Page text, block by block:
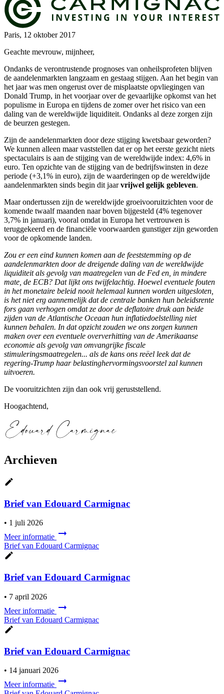
Paris, 12 oktober 2017
Geachte mevrouw, mijnheer,
Ondanks de verontrustende prognoses van onheilsprofeten blijven
de aandelenmarkten langzaam en gestaag stijgen. Aan het begin van
het jaar was men ongerust over de misplaatste opvliegingen van
Donald Trump, in het voorjaar over de gevaarlijke opkomst van het
populisme in Europa en tijdens de zomer over het risico van een
daling van de wereldwijde liquiditeit. Ondanks al deze zorgen zijn
de beurzen gestegen.
Zijn de aandelenmarkten door deze stijging kwetsbaar geworden?
We kunnen alleen maar vaststellen dat er op het eerste gezicht niets
spectaculairs is aan de stijging van de wereldwijde index: 4,6% in
euro. Ten opzichte van de stijging van de bedrijfswinsten in deze
periode (+3,1% in euro), zijn de waarderingen op de wereldwijde
aandelenmarkten sinds begin dit jaarvrijwel gelijk gebleven.
Maar ondertussen zijn de wereldwijde groeivooruitzichten voor de
komende twaalf maanden naar boven bijgesteld (4% tegenover
3,7% in januari), vooral omdat in Europa het vertrouwen is
teruggekeerd en de financiële voorwaarden gunstiger zijn geworden
voor de opkomende landen.
Zou er een eind kunnen komen aan de feeststemming op de
aandelenmarkten door de dreigende daling van de wereldwijde
liquiditeit als gevolg van maatregelen van de Fed en, in mindere
mate, de ECB? Dat lijkt ons twijfelachtig. Hoewel eventuele fouten
in het monetaire beleid nooit helemaal kunnen worden uitgesloten,
is het niet erg aannemelijk dat de centrale banken hun beleidsrente
fors gaan verhogen omdat ze door de deflatoire druk aan beide
zijden van de Atlantische Oceaan hun inflatiedoelstelling niet
kunnen behalen. In dat opzicht zouden we ons zorgen kunnen
maken over een eventuele oververhitting van de Amerikaanse
economie als gevolg van omvangrijke fiscale
stimuleringsmaatregelen... als de kans ons reëel leek dat de
regering-Trump haar belastinghervormingsvoorstel zal kunnen
uitvoeren.
De vooruitzichten zijn dan ook vrij geruststellend.
Hoogachtend,
Archieven
Brief van Edouard Carmignac
• 1 juli 2026
Meer informatie
Brief van Edouard Carmignac
Brief van Edouard Carmignac
• 7 april 2026
Meer informatie
Brief van Edouard Carmignac
Brief van Edouard Carmignac
• 14 januari 2026
Meer informatie